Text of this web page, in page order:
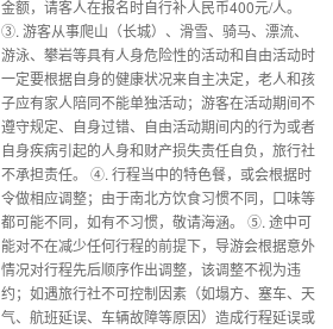
金额，请客人在报名时自行补人民币400元/人。
③. 游客从事爬山（长城）、滑雪、骑马、漂流、
游泳、攀岩等具有人身危险性的活动和自由活动时
一定要根据自身的健康状况来自主决定，老人和孩
子应有家人陪同不能单独活动；游客在活动期间不
遵守规定、自身过错、自由活动期间内的行为或者
自身疾病引起的人身和财产损失责任自负，旅行社
不承担责任。 ④. 行程当中的特色餐，或会根据时
令做相应调整；由于南北方饮食习惯不同，口味等
都可能不同，如有不习惯，敬请海涵。 ⑤. 途中可
能对不在减少任何行程的前提下，导游会根据意外
情况对行程先后顺序作出调整，该调整不视为违
约；如遇旅行社不可控制因素（如塌方、塞车、天
气、航班延误、车辆故障等原因）造成行程延误或